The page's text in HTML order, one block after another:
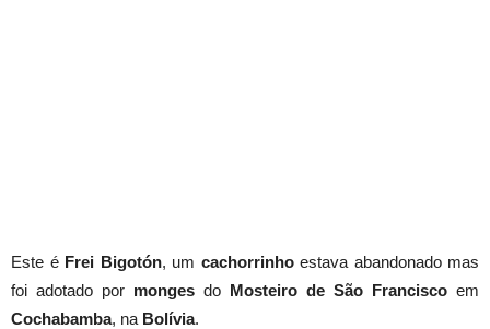
Este éFrei Bigotón, um cachorrinhoestava abandonado mas
foi adotado por monges do Mosteiro de São Francisco em
Cochabamba, na Bolívia.